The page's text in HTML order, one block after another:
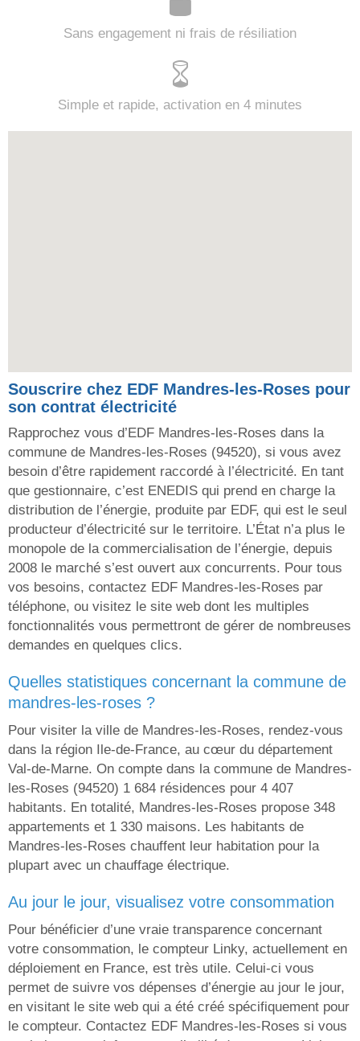
Sans engagement ni frais de résiliation
Simple et rapide, activation en 4 minutes
Souscrire chez EDF Mandres-les-Roses pour
son contrat électricité
Rapprochez vous d’EDF Mandres-les-Roses dans la
commune de Mandres-les-Roses (94520), si vous avez
besoin d’être rapidement raccordé à l’électricité. En tant
que gestionnaire, c’est ENEDIS qui prend en charge la
distribution de l’énergie, produite par EDF, qui est le seul
producteur d’électricité sur le territoire. L’État n’a plus le
monopole de la commercialisation de l’énergie, depuis
2008 le marché s’est ouvert aux concurrents. Pour tous
vos besoins, contactez EDF Mandres-les-Roses par
téléphone, ou visitez le site web dont les multiples
fonctionnalités vous permettront de gérer de nombreuses
demandes en quelques clics.
quelles statistiques concernant la commune de
mandres-les-roses ?
Pour visiter la ville de Mandres-les-Roses, rendez-vous
dans la région Ile-de-France, au cœur du département
Val-de-Marne. On compte dans la commune de Mandres-
les-Roses (94520) 1 684 résidences pour 4 407
habitants. En totalité, Mandres-les-Roses propose 348
appartements et 1 330 maisons. Les habitants de
Mandres-les-Roses chauffent leur habitation pour la
plupart avec un chauffage électrique.
au jour le jour, visualisez votre consommation
Pour bénéficier d’une vraie transparence concernant
votre consommation, le compteur Linky, actuellement en
déploiement en France, est très utile. Celui-ci vous
permet de suivre vos dépenses d’énergie au jour le jour,
en visitant le site web qui a été créé spécifiquement pour
le compteur. Contactez EDF Mandres-les-Roses si vous